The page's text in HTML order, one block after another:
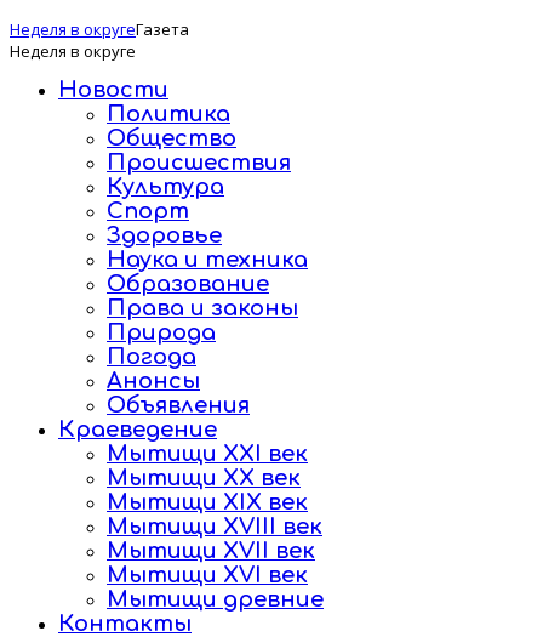
Неделя в округеГазета
Неделя в округе
Новости
Политика
Общество
Происшествия
Культура
Спорт
Здоровье
Наука и техника
Образование
Права и законы
Природа
Погода
Анонсы
Объявления
Краеведение
Мытищи XXI век
Мытищи XX век
Мытищи XIX век
Мытищи XVIII век
Мытищи XVII век
Мытищи XVI век
Мытищи древние
Контакты